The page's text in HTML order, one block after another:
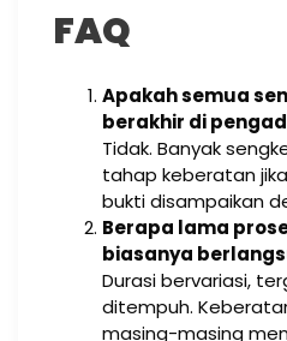
FAQ
Apakah semua
berakhir di
Tidak. Banyak
tahap keberatan
bukti disampaikan
Berapa lama
biasanya
Durasi bervariasi,
ditempuh.
masing-masing